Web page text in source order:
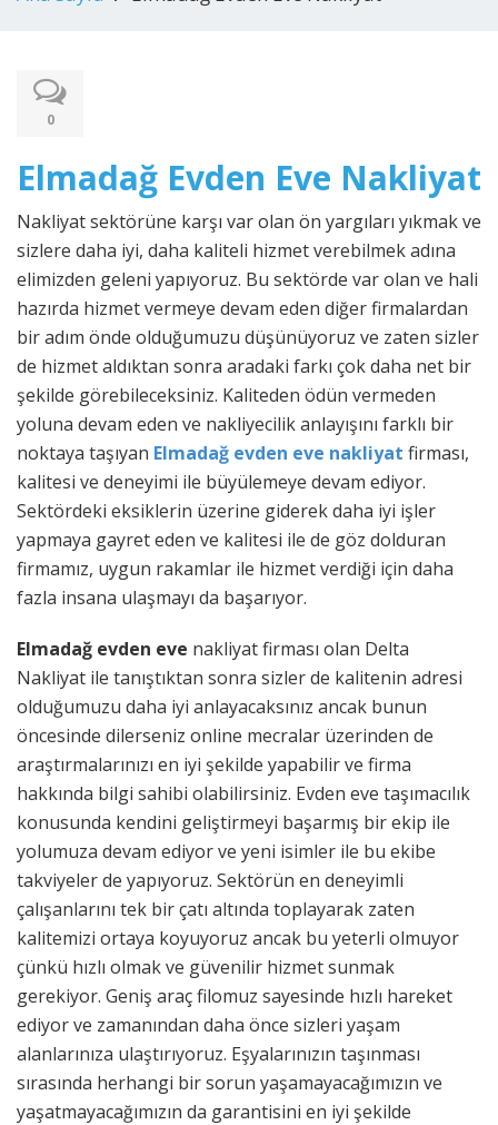
0
Elmadağ Evden Eve Nakliyat
Nakliyat sektörüne karşı var olan ön yargıları yıkmak ve
sizlere daha iyi, daha kaliteli hizmet verebilmek adına
elimizden geleni yapıyoruz. Bu sektörde var olan ve hali
hazırda hizmet vermeye devam eden diğer firmalardan
bir adım önde olduğumuzu düşünüyoruz ve zaten sizler
de hizmet aldıktan sonra aradaki farkı çok daha net bir
şekilde görebileceksiniz. Kaliteden ödün vermeden
yoluna devam eden ve nakliyecilik anlayışını farklı bir
noktaya taşıyan Elmadağ evden eve nakliyat firması,
kalitesi ve deneyimi ile büyülemeye devam ediyor.
Sektördeki eksiklerin üzerine giderek daha iyi işler
yapmaya gayret eden ve kalitesi ile de göz dolduran
firmamız, uygun rakamlar ile hizmet verdiği için daha
fazla insana ulaşmayı da başarıyor.
Elmadağ evden eve nakliyat firması olan Delta
Nakliyat ile tanıştıktan sonra sizler de kalitenin adresi
olduğumuzu daha iyi anlayacaksınız ancak bunun
öncesinde dilerseniz online mecralar üzerinden de
araştırmalarınızı en iyi şekilde yapabilir ve firma
hakkında bilgi sahibi olabilirsiniz. Evden eve taşımacılık
konusunda kendini geliştirmeyi başarmış bir ekip ile
yolumuza devam ediyor ve yeni isimler ile bu ekibe
takviyeler de yapıyoruz. Sektörün en deneyimli
çalışanlarını tek bir çatı altında toplayarak zaten
kalitemizi ortaya koyuyoruz ancak bu yeterli olmuyor
çünkü hızlı olmak ve güvenilir hizmet sunmak
gerekiyor. Geniş araç filomuz sayesinde hızlı hareket
ediyor ve zamanından daha önce sizleri yaşam
alanlarınıza ulaştırıyoruz. Eşyalarınızın taşınması
sırasında herhangi bir sorun yaşamayacağımızın ve
yaşatmayacağımızın da garantisini en iyi şekilde